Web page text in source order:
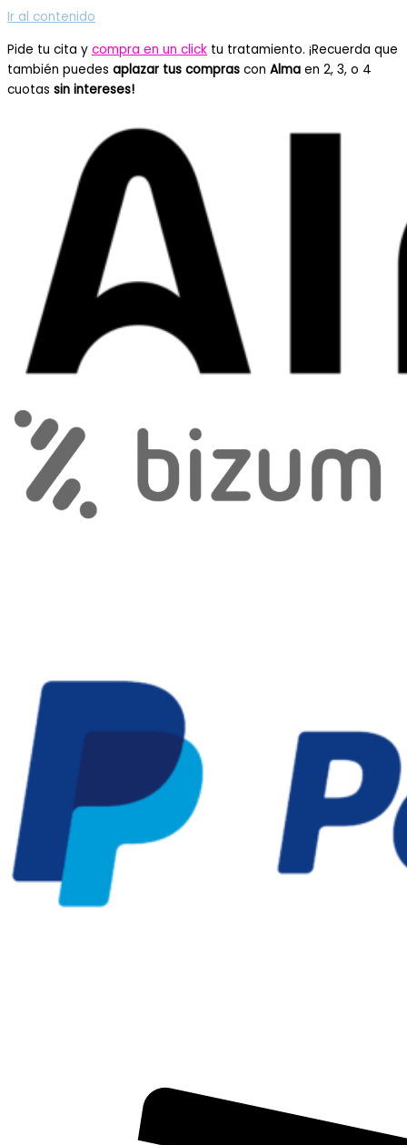
Ir al contenido
Pide tu cita y compra en un click tu tratamiento. ¡Recuerda que
también puedes aplazar tus compras con Alma en 2, 3, o 4
cuotas sin intereses!